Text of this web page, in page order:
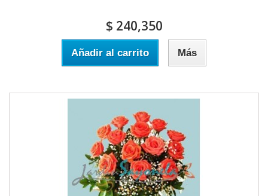
$ 240,350
Añadir al carrito Más